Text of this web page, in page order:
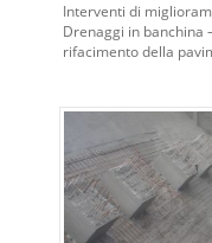
Interventi di
Drenaggi in banchina
rifacimento della